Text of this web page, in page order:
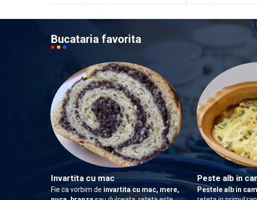
Bucataria favorita
Invartita cu mac
Fie ca vorbim de invartita cu mac, mere,
Peste alb in
Pestele alb in